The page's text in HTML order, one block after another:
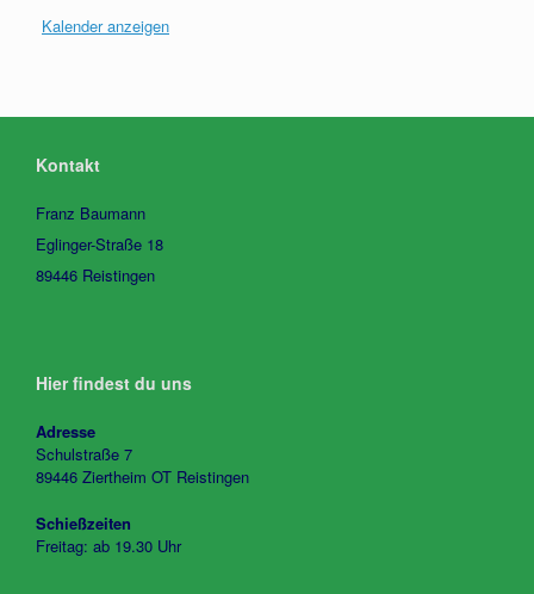
Kalender anzeigen
Kontakt
Franz Baumann
Eglinger-Straße 18
89446 Reistingen
Hier findest du uns
Adresse
Schulstraße 7
89446 Ziertheim OT Reistingen
Schießzeiten
Freitag: ab 19.30 Uhr